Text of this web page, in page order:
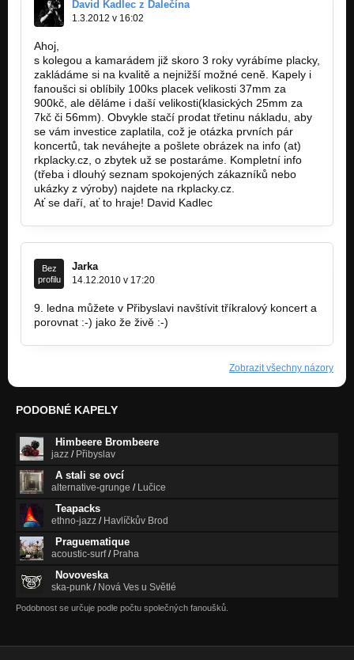
David Kadlec z Dalečína
1.3.2012 v 16:02
Ahoj,
s kolegou a kamarádem již skoro 3 roky vyrábíme placky,
zakládáme si na kvalitě a nejnižší možné ceně. Kapely i
fanoušci si oblíbily 100ks placek velikosti 37mm za
900kč, ale děláme i daší velikosti(klasických 25mm za
7kč či 56mm). Obvykle stačí prodat třetinu nákladu, aby
se vám investice zaplatila, což je otázka prvních pár
koncertů, tak neváhejte a pošlete obrázek na info (at)
rkplacky.cz, o zbytek už se postaráme. Kompletní info
(třeba i dlouhý seznam spokojených zákazníků nebo
ukázky z výroby) najdete na rkplacky.cz.
Ať se daří, ať to hraje! David Kadlec
Bez
profilu
Jarka
14.12.2010 v 17:20
9. ledna můžete v Přibyslavi navštívit tříkralový koncert a
porovnat :-) jako že živě :-)
Zobrazit všechny názory
PODOBNÉ KAPELY
Himbeere Brombeere
jazz / Přibyslav
A stali se ovcí
alternative-grunge / Lučice
Teapacks
ethno-jazz / Havlíčkův Brod
Praguematique
acoustic-surf/ Praha
Novoveska
ska-punk / Nová Ves u Světlé
Podobnost se určuje podle počtu společných fanoušků.